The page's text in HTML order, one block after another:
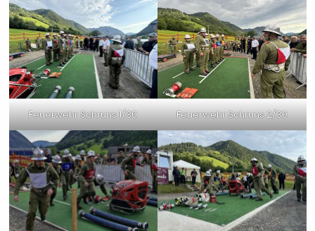
Feuerwehr Schruns 1/30 Feuerwehr Schruns 2/30